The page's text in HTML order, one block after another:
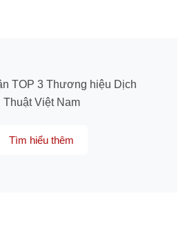
TOP 3 Thương hiệu Dịch
Thuật Việt Nam
Tìm hiểu thêm